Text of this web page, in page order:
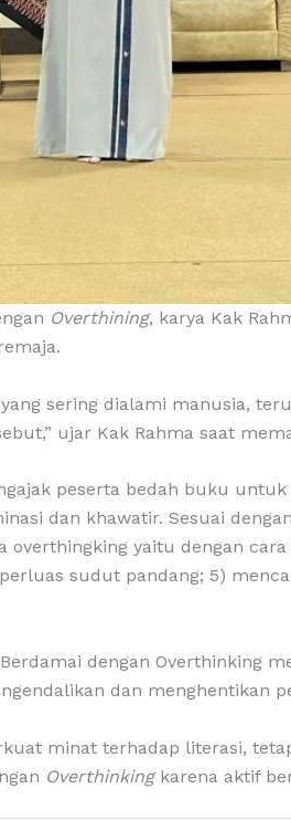
Overthining, karya Kak
sering dialami manusia,
ujar Kak Rahma saat
peserta bedah buku
dan khawatir. Sesuai
yaitu dengan
sudut pandang; 5)
dengan Overthinking
dan menghentikan
minat terhadap literasi,
Overthinkingkarena aktif